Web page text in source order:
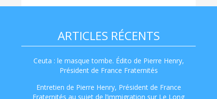
ARTICLES RÉCENTS
Ceuta : le masque tombe. Édito de Pierre Henry,
Président de France Fraternités
Entretien de Pierre Henry, Président de France
Fraternités au sujet de l’immigration sur Le Long